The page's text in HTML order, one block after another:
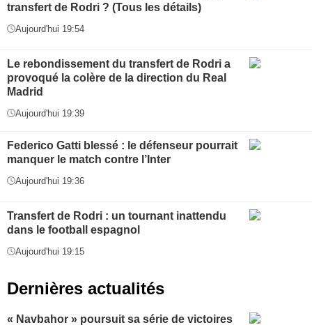
transfert de Rodri ? (Tous les détails)
Aujourd'hui 19:54
Le rebondissement du transfert de Rodri a
provoqué la colère de la direction du Real
Madrid
Aujourd'hui 19:39
Federico Gatti blessé : le défenseur pourrait
manquer le match contre l’Inter
Aujourd'hui 19:36
Transfert de Rodri : un tournant inattendu
dans le football espagnol
Aujourd'hui 19:15
Dernières actualités
« Navbahor » poursuit sa série de victoires